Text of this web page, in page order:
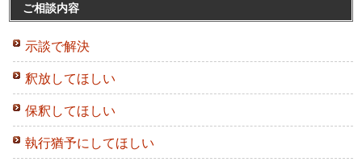
ご相談内容
示談で解決
釈放してほしい
保釈してほしい
執行猶予にしてほしい